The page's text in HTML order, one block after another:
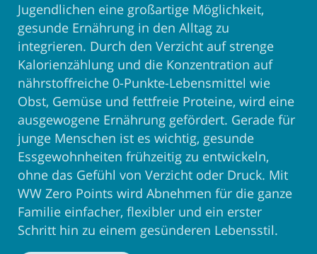
Jugendlichen eine großartige Möglichkeit,
gesunde Ernährung in den Alltag zu
integrieren. Durch den Verzicht auf strenge
Kalorienzählung und die Konzentration auf
nährstoffreiche 0-Punkte-Lebensmittel wie
Obst, Gemüse und fettfreie Proteine, wird eine
ausgewogene Ernährung gefördert. Gerade für
junge Menschen ist es wichtig, gesunde
Essgewohnheiten frühzeitig zu entwickeln,
ohne das Gefühl von Verzicht oder Druck. Mit
WW Zero Points wird Abnehmen für die ganze
Familie einfacher, flexibler und ein erster
Schritt hin zu einem gesünderen Lebensstil.